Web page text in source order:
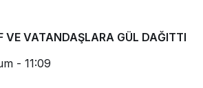
VE VATANDAŞLARA GÜL DAĞITTI
- 11:09